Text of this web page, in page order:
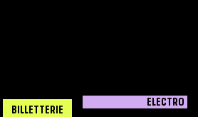
BILLETTERIE
ELECTRO